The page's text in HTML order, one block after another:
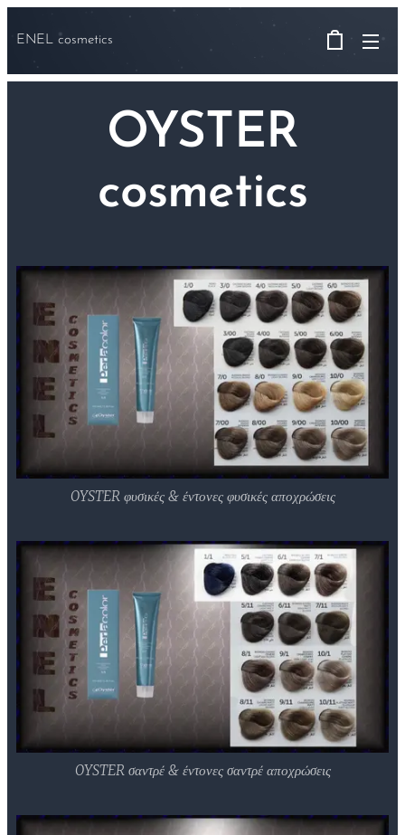
ENEL cosmetics
OYSTER
cosmetics
OYSTER φυσικές & έντονες φυσικές αποχρώσεις
OYSTER σαντρέ & έντονες σαντρέ αποχρώσεις